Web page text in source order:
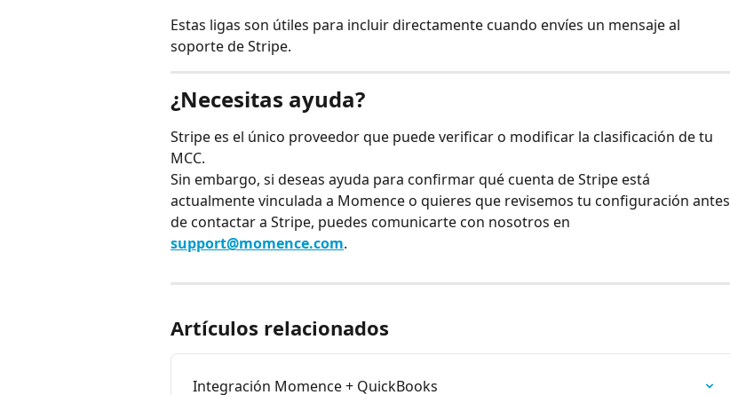
Estas ligas son útiles para incluir directamente cuando envíes un mensaje al
soporte de Stripe.
¿Necesitas ayuda?
Stripe es el único proveedor que puede verificar o modificar la clasificación de tu
MCC.
Sin embargo, si deseas ayuda para confirmar qué cuenta de Stripe está
actualmente vinculada a Momence o quieres que revisemos tu configuración antes
de contactar a Stripe, puedes comunicarte con nosotros en
support@momence.com.
Artículos relacionados
Integración Momence + QuickBooks